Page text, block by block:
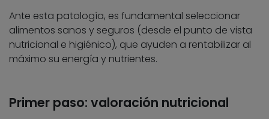
Ante esta patología, es fundamental seleccionar
alimentos sanos y seguros (desde el punto de vista
nutricional e higiénico), que ayuden a rentabilizar al
máximo su energía y nutrientes.
Primer paso: valoración nutricional